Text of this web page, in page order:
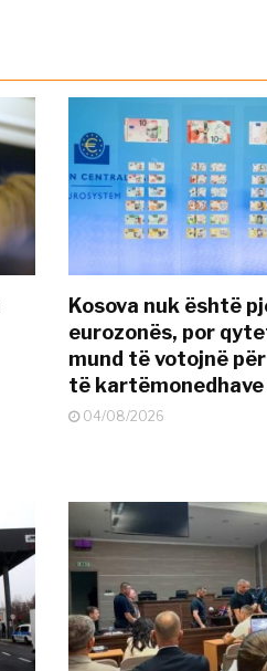
Kosova nuk është
eurozonës, por
mund të votojnë
të kartëmonedhave
04/08/2026